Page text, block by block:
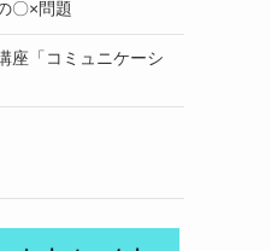
〇×問題
座「コミュニケーシ